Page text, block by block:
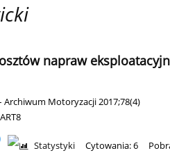
napraw
Motoryzacji 2017;78(4)
Statystyki Cytowania: 6